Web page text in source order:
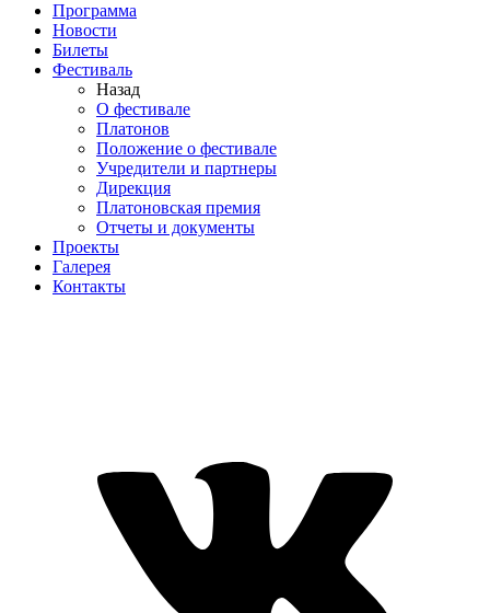
Программа
Новости
Билеты
Фестиваль
Назад
О фестивале
Платонов
Положение о фестивале
Учредители и партнеры
Дирекция
Платоновская премия
Отчеты и документы
Проекты
Галерея
Контакты